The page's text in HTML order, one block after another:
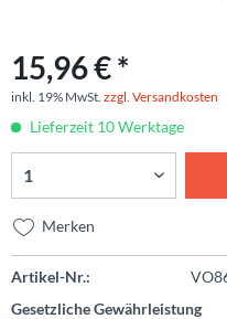
15,96 € *
inkl. 19% MwSt. zzgl. Versandkosten
Lieferzeit 10 Werktage
Merken
Artikel-Nr.:
Gesetzliche Gewährleistung